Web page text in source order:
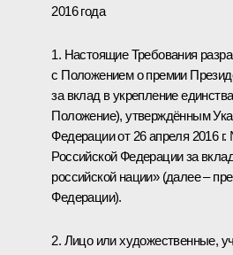
2016 года
1. Настоящие Требования
с Положением о премии
за вклад в укрепление
Положение), утверждённым
Федерации от 26 апреля 2016
Российской Федерации за
российской нации» (далее –
Федерации).
2. Лицо или художественные,